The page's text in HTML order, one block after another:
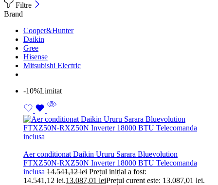
Filtre
Brand
Cooper&Hunter
Daikin
Gree
Hisense
Mitsubishi Electric
-10%Limitat
Aer conditionat Daikin Ururu Sarara Bluevolution
FTXZ50N-RXZ50N Inverter 18000 BTU Telecomanda
inclusa 14.541,12lei Prețul inițial a fost:
14.541,12 lei.13.087,01 leiPrețul curent este: 13.087,01 lei.